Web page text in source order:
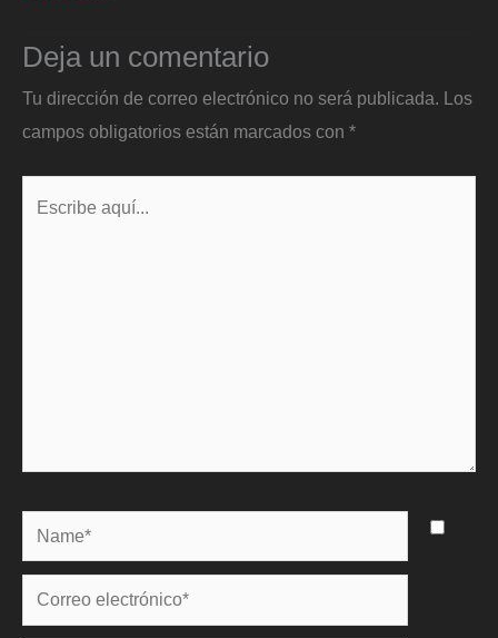
Deja un comentario
Tu dirección de correo electrónico no será publicada. Los
campos obligatorios están marcados con *
Name*
Correo
electrónico*